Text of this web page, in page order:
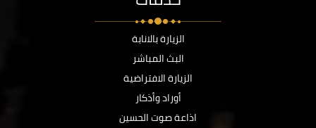
الزيارة بالانابة
البث المباشر
الزيارة الافتراضية
أوراد وأذكار
اذاعة صوت الحسين